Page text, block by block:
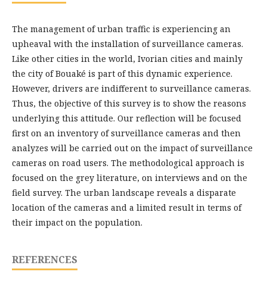
The management of urban traffic is experiencing an
upheaval with the installation of surveillance cameras.
Like other cities in the world, Ivorian cities and mainly
the city of Bouaké is part of this dynamic experience.
However, drivers are indifferent to surveillance cameras.
Thus, the objective of this survey is to show the reasons
underlying this attitude. Our reflection will be focused
first on an inventory of surveillance cameras and then
analyzes will be carried out on the impact of surveillance
cameras on road users. The methodological approach is
focused on the grey literature, on interviews and on the
field survey. The urban landscape reveals a disparate
location of the cameras and a limited result in terms of
their impact on the population.
REFERENCES